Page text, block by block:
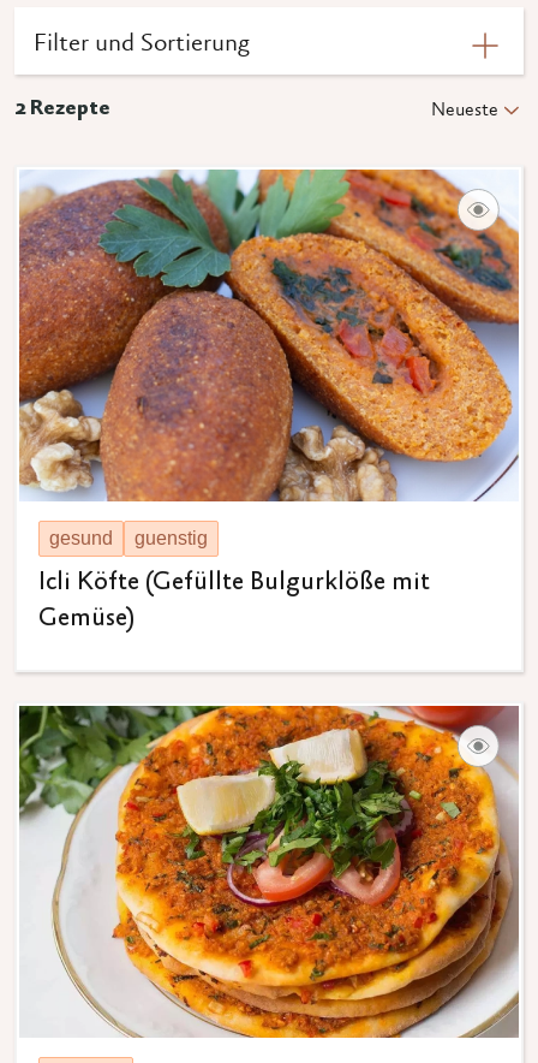
Filter und Sortierung
2Rezepte Neueste
gesund guenstig
Icli Köfte (Gefüllte Bulgurklöße mit
Gemüse)